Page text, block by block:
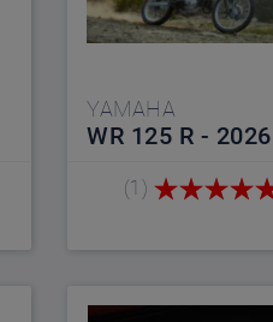
(1)
YAMAHA
WR 125 R - 2026